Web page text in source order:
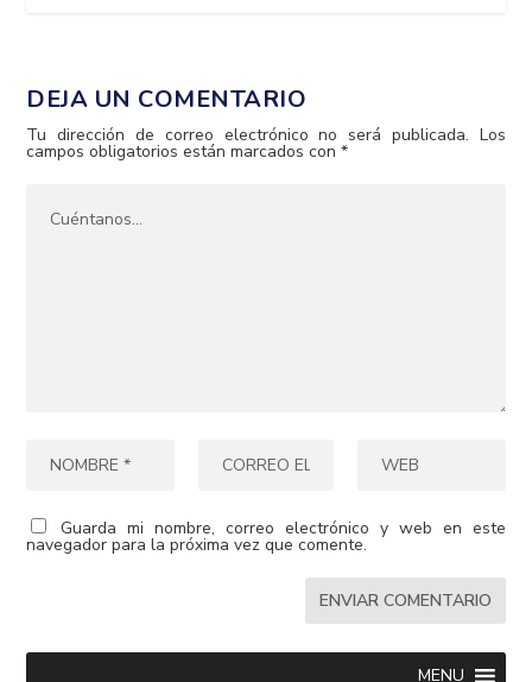
DEJA UN COMENTARIO
Tu dirección de correo electrónico no será publicada. Los
campos obligatorios están marcados con*
Guarda mi nombre, correo electrónico y web en este
navegador para la próxima vez que comente.
MENU